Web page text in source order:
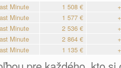
Minute 1 508 €
Minute 1 577 €
Minute 2 536 €
Minute 2 864 €
Minute 1 135 €